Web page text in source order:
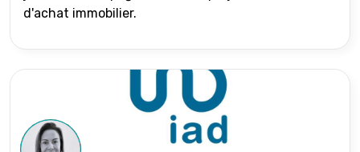
d'achat immobilier.